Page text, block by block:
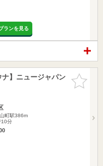
ランを見る
お気に入
りに追加
ナ】ニュージャパン
町駅386m
10分